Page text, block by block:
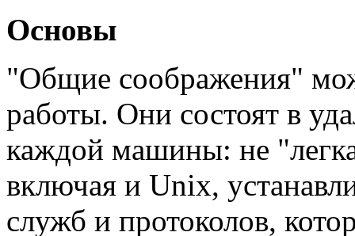
Основы
"Общие соображения"
работы. Они состоят в
каждой машины: не
включая и Unix,
служб и протоколов,